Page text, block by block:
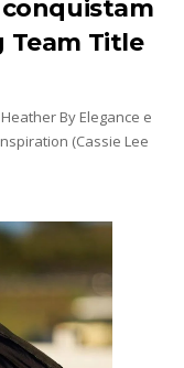
4 “Necro
conquistam
Team Title
By Elegance e
(Cassie Lee